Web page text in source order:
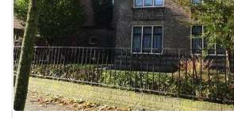
reageren.
Stekkies helpt
je hierbij!